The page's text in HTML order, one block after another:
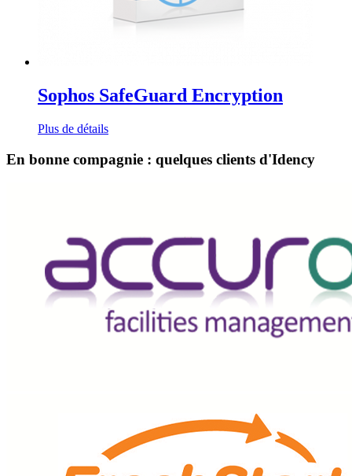
Sophos SafeGuard Encryption
Plus de détails
En bonne compagnie : quelques clients d'Idency